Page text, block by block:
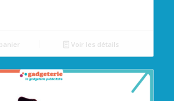
Voir les détails